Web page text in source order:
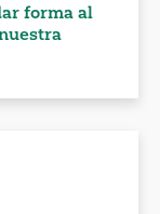
forma al